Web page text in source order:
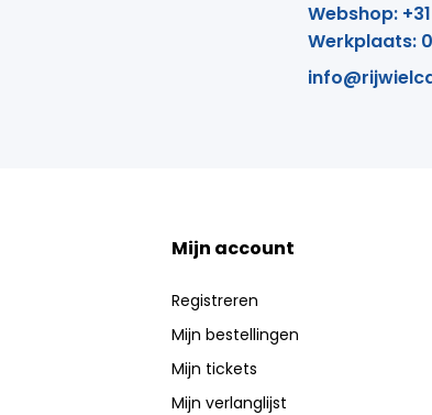
Webshop:
Werkplaats:
Mijn account
Registreren
Mijn bestellingen
Mijn tickets
Mijn verlanglijst